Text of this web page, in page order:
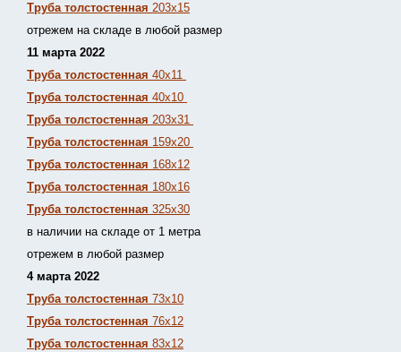
Труба толстостенная 203х15
отрежем на складе в любой размер
11 марта 2022
Труба толстостенная 40х11
Труба толстостенная 40х10
Труба толстостенная 203х31
Труба толстостенная 159х20
Труба толстостенная 168х12
Труба толстостенная 180х16
Труба толстостенная 325х30
в наличии на складе от 1 метра
отрежем в любой размер
4 марта 2022
Труба толстостенная 73х10
Труба толстостенная 76х12
Труба толстостенная 83х12